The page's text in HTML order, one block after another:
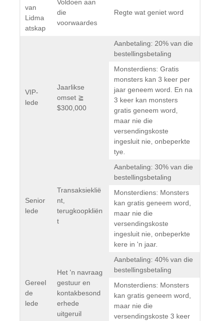
van
Lidma
atskap
Voldoen aan
die
voorwaardes
Regte wat geniet word
VIP-
lede
Jaarlikse
omset ≧
$300,000
Aanbetaling: 20% van die
bestellingsbetaling
Monsterdiens: Gratis
monsters kan 3 keer per
jaar geneem word. En na
3 keer kan monsters
gratis geneem word,
maar nie die
versendingskoste
ingesluit nie, onbeperkte
tye.
Senior
lede
Transaksieklië
nt,
terugkoopkliën
t
Aanbetaling: 30% van die
bestellingsbetaling
Monsterdiens: Monsters
kan gratis geneem word,
maar nie die
versendingskoste
ingesluit nie, onbeperkte
kere in 'n jaar.
Gereel
de
lede
Het 'n navraag
gestuur en
kontakbesond
erhede
uitgeruil
Aanbetaling: 40% van die
bestellingsbetaling
Monsterdiens: Monsters
kan gratis geneem word,
maar nie die
versendingskoste 3 keer